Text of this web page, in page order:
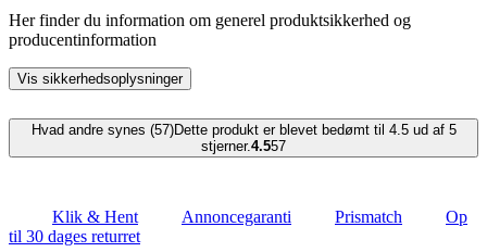
Her finder du information om generel produktsikkerhed og
producentinformation
Vis sikkerhedsoplysninger
Hvad andre synes (57)Dette produkt er blevet bedømt til 4.5 ud af 5
stjerner.4.557
Klik & Hent Annoncegaranti Prismatch
Op
til 30 dages returret